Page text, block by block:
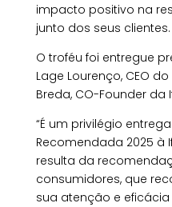
impacto positivo na
junto dos seus clientes.
O troféu foi entregue
Lage Lourenço, CEO
Breda, CO-Founder da
“É um privilégio
Recomendada 2025 à
resulta da
consumidores, que
sua atenção e